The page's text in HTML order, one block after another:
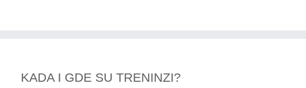
KADA I GDE SU TRENINZI?